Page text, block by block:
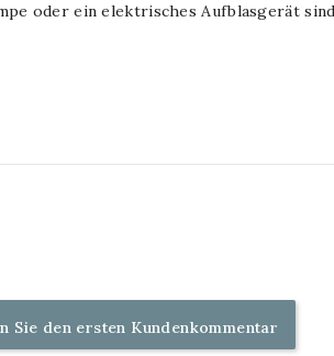
oder ein elektrisches Aufblasgerät
Sie den ersten Kundenkommentar